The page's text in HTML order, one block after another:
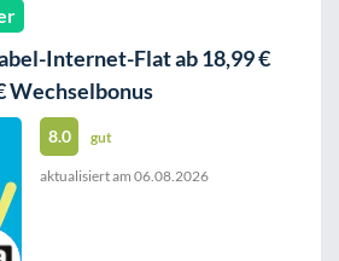
Internet-Flat ab 18,99 €
Wechselbonus
8.0 gut
aktualisiert am 06.08.2026